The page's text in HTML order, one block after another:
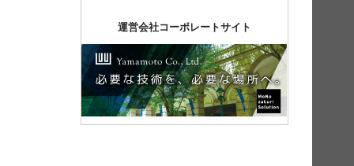
運営会社コーポレートサイト